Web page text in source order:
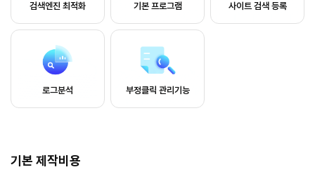
검색엔진 최적화 기본 프로그램 사이트 검색 등록
로그분석 부정클릭 관리기능
기본 제작비용